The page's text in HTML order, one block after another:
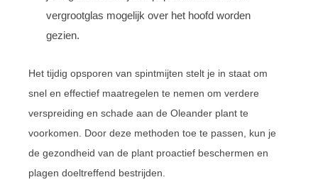
vergrootglas mogelijk over het hoofd worden
gezien.
Het tijdig opsporen van spintmijten stelt je in staat om
snel en effectief maatregelen te nemen om verdere
verspreiding en schade aan de Oleander plant te
voorkomen. Door deze methoden toe te passen, kun je
de gezondheid van de plant proactief beschermen en
plagen doeltreffend bestrijden.